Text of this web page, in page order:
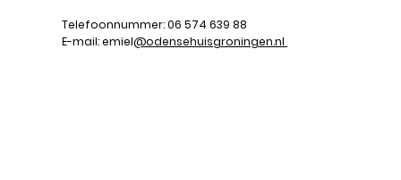
Telefoonnummer: 06 574 639 88
E-mail: emiel@odensehuisgroningen.nl